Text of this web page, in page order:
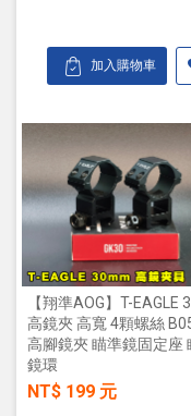
加入購物車
【翔準AOG】T-EAGLE
高鏡夾 高寬 4顆螺絲
高腳鏡夾 瞄準鏡固定座
鏡環
NT$ 199 元